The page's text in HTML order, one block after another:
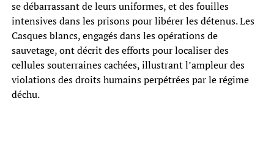
se débarrassant de leurs uniformes, et des fouilles
intensives dans les prisons pour libérer les détenus. Les
Casques blancs, engagés dans les opérations de
sauvetage, ont décrit des efforts pour localiser des
cellules souterraines cachées, illustrant l’ampleur des
violations des droits humains perpétrées par le régime
déchu.